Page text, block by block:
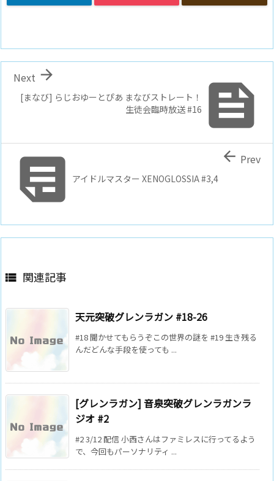

[まなび] らじおゆーとぴあ まなびストレート！
生徒会臨時放送 #16

Next
アイドルマスター XENOGLOSSIA #3,4
 Prev
 関連記事
天元突破グレンラガン #18-26
#18 聞かせてもらうぞこの世界の謎を #19 生き残る
んだどんな手段を使っても ...
[グレンラガン] 音泉突破グレンラガンラ
ジオ #2
#2 3/12 配信 小西さんはファミレスに行ってるよう
で、今回もパーソナリティ ...